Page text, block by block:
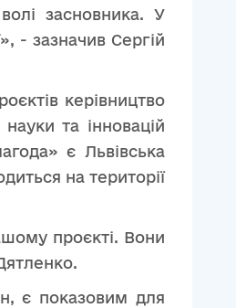
засновника. У
», - зазначив Сергій
керівництво
та інновацій
є Львівська
на території
проєкті. Вони
є показовим для